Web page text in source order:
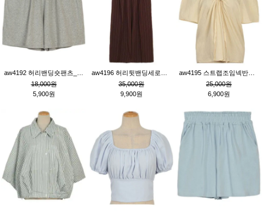
18,000원
5,900원
35,000원
9,900원
25,000원
6,900원